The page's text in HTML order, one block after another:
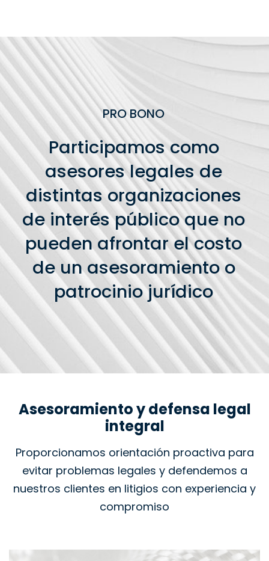
PRO BONO
Participamos como
asesores legales de
distintas organizaciones
de interés público que no
pueden afrontar el costo
de un asesoramiento o
patrocinio jurídico
Asesoramiento y defensa legal
integral
Proporcionamos orientación proactiva para
evitar problemas legales y defendemos a
nuestros clientes en litigios con experiencia y
compromiso